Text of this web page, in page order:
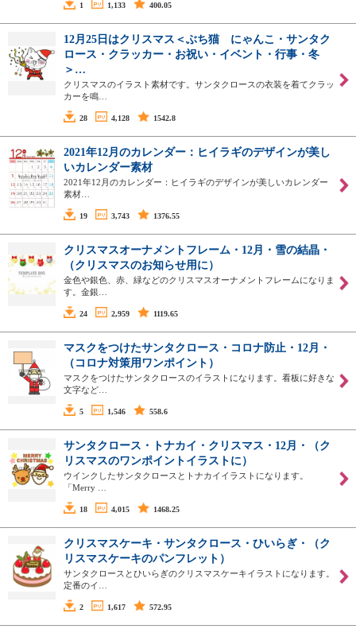
1 1,133 400.05
12月25日はクリスマス＜ぶち猫 にゃんこ・サンタク
ロース・クラッカー・お祝い・イベント・行事・冬
＞…
クリスマスのイラスト素材です。サンタクロースの衣装を着てクラッ
カーを鳴…
28 4,128 1542.8
2021年12月のカレンダー：ヒイラギのデザインが美し
いカレンダー素材
2021年12月のカレンダー：ヒイラギのデザインが美しいカレンダー
素材…
19 3,743 1376.55
クリスマスオーナメントフレーム・12月・雪の結晶・
（クリスマスのお知らせ用に）
金色や銀色、赤、緑などのクリスマスオーナメントフレームになりま
す。金銀…
24 2,959 1119.65
マスクをつけたサンタクロース・コロナ防止・12月・
（コロナ対策用ワンポイント）
マスクをつけたサンタクロースのイラストになります。看板に好きな
文字など…
5 1,546 558.6
サンタクロース・トナカイ・クリスマス・12月・（ク
リスマスのワンポイントイラストに）
ウインクしたサンタクロースとトナカイイラストになります。
「Merry …
18 4,015 1468.25
クリスマスケーキ・サンタクロース・ひいらぎ・（ク
リスマスケーキのパンフレット）
サンタクロースとひいらぎのクリスマスケーキイラストになります。
定番のイ…
2 1,617 572.95